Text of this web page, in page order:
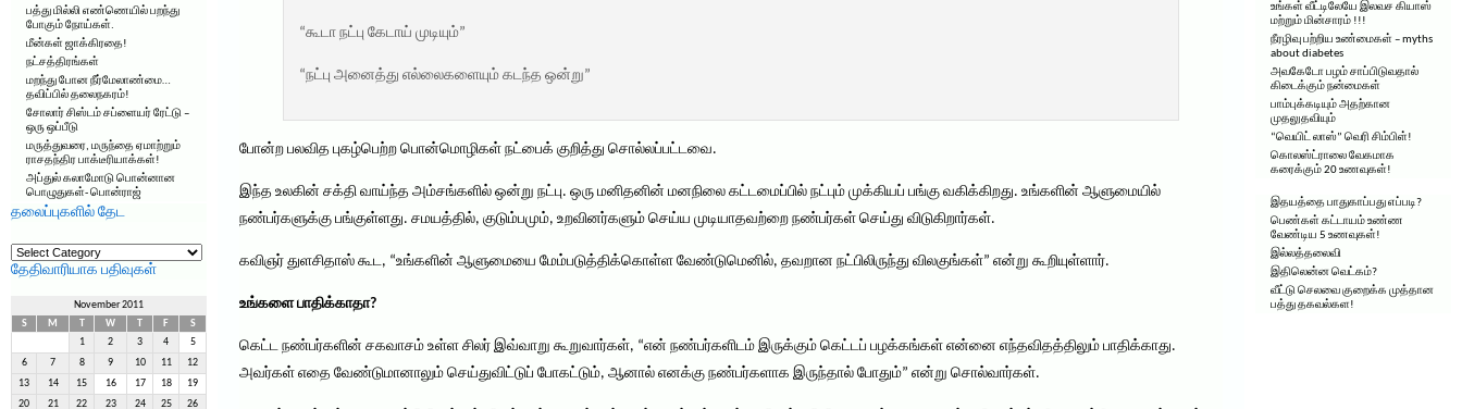
பத்து மில்லி எண்ணெயில் பறந்து
போகும் நோய்கள்.
மீன்கள் ஜாக்கிரதை!
நட்சத்திரங்கள்
மறந்து போன நீர்மேலாண்மை…
தவிப்பில் தலைநகரம்!
சோலார் சிஸ்டம் சப்ளையர் ரேட்டு –
ஒரு ஒப்பீடு
மருத்துவரை, மருந்தை ஏமாற்றும்
ராசதந்திர பாக்டீரியாக்கள்!
அப்துல் கலாமோடு பொன்னான
பொழுதுகள்- பொன்ராஜ்
தலைப்புகளில் தேட
தலைப்புகளில்
தேட
தேதிவாரியாக பதிவுகள்
November 2011
S
M W F
S
1
2 3 4 5
6 7 8 9 10 11 12
13 14 15 16 17 18 19
20 21 22 23 24 25 26
“கூடா நட்பு கேடாய் முடியும்”
“நட்பு அனைத்து எல்லைகளையும் கடந்த ஒன்று”
போன்ற பலவித புகழ்பெற்ற பொன்மொழிகள் நட்பைக் குறித்து சொல்லப்பட்டவை.
இந்த உலகின் சக்தி வாய்ந்த அம்சங்களில் ஒன்று நட்பு. ஒரு மனிதனின் மனநிலை கட்டமைப்பில் நட்பும் முக்கியப் பங்கு வகிக்கிறது. உங்களின் ஆளுமையில்
நண்பர்களுக்கு பங்குள்ளது. சமயத்தில், குடும்பமும், உறவினர்களும் செய்ய முடியாதவற்றை நண்பர்கள் செய்து விடுகிறார்கள்.
கவிஞர் துளசிதாஸ் கூட, “உங்களின் ஆளுமையை மேம்படுத்திக்கொள்ள வேண்டுமெனில், தவறான நட்பிலிருந்து விலகுங்கள்” என்று கூறியுள்ளார்.
உங்களை பாதிக்காதா?
கெட்ட நண்பர்களின் சகவாசம் உள்ள சிலர் இவ்வாறு கூறுவார்கள், “என் நண்பர்களிடம் இருக்கும் கெட்டப் பழக்கங்கள் என்னை எந்தவிதத்திலும் பாதிக்காது.
அவர்கள் எதை வேண்டுமானாலும் செய்துவிட்டுப் போகட்டும், ஆனால் எனக்கு நண்பர்களாக இருந்தால் போதும்” என்று சொல்வார்கள்.
உங்கள் வீட்டிலேயே இலவச கியாஸ்
மற்றும் மின்சாரம் !!!
நீரழிவு பற்றிய உண்மைகள் – myths
about diabetes
அவகேடோ பழம் சாப்பிடுவதால்
கிடைக்கும் நன்மைகள்
பாம்புக்கடியும் அதற்கான
முதலுதவியும்
“வெயிட் லாஸ்” வெரி சிம்பிள்!
கொலஸ்ட்ராலை வேகமாக
கரைக்கும் 20 உணவுகள்!
இதயத்தை பாதுகாப்பது எப்படி?
பெண்கள் கட்டாயம் உண்ண
வேண்டிய 5 உணவுகள்!
இல்லத்தலைவி
இதிலென்ன வெட்கம்?
வீட்டு செலவை குறைக்க முத்தான
பத்து தகவல்கள!